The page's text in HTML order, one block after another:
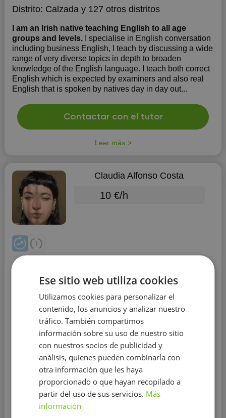
Distrito: Calzaday 127 otros distritos
I am an Irish native teaching English to all age
groups and levels.
I specialise in English conversation
including business English, I teach by discussing a wide
range of very diverse topics in depth to broaden
knowledge of the English language. I teach both correct
English which is expected by examiners and also real
English that is spoken by natives day in day out...
Contactar con el tutor
Leer más
Claudia Alfonso Costa
10 €/h
Compostela
Experiencia: menos de 1 año
Distrito: Calzaday 127 otros distritos
Puedo impartir clases de asignaturas de ciencias a
todos los niveles: desde primaria hasta algunos
grados universitarios, también para preparar la
selectividad. Pregúntame sin compromiso!Soy
estudiante del grado en Física de último año con una
gran vocación por la ciencia y por la enseñanza, por ello
Ese sitio web utiliza cookies
Utilizamos cookies para personalizar el
contenido, los anuncios y analizar nuestro
tráfico. También compartimos
información sobre su uso de nuestro sitio
con nuestros socios de publicidad y
análisis, quienes pueden combinarla con
otra información que les haya
proporcionado o que hayan recopilado a
partir del uso de sus servicios. Más
información